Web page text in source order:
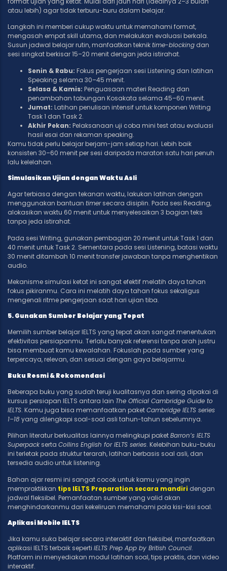
atau lebih) agar tidak terburu-buru dalam belajar.
Langkah ini memberi cukup waktu untuk memahami format,
mengasah empat skill utama, dan melakukan evaluasi berkala.
Susun jadwal belajar rutin, manfaatkan tekniktime-blocking dan
sesi singkat berkisar 15–20 menit dengan jeda istirahat.
Senin & Rabu: Fokus pengerjaan sesi Listening dan latihan
Speaking selama 30–45 menit.
Selasa & Kamis: Penguasaan materi Reading dan
penambahan tabungan Kosakata selama 45–60 menit.
Jumat: Latihan penulisan intensif untuk komponen Writing
Task 1 dan Task 2.
Akhir Pekan: Pelaksanaan uji coba mini test atau evaluasi
hasil esai dan rekaman speaking.
Kamu tidak perlu belajar berjam-jam setiap hari. Lebih baik
konsisten 30–60 menit per sesi daripada maraton satu hari penuh
lalu kelelahan.
Simulasikan Ujian dengan Waktu Asli
Agar terbiasa dengan tekanan waktu, lakukan latihan dengan
menggunakan bantuan timersecara disiplin. Pada sesi Reading,
alokasikan waktu 60 menit untuk menyelesaikan 3 bagian teks
tanpa jeda istirahat.
Pada sesi Writing, gunakan pembagian 20 menit untuk Task 1 dan
40 menit untuk Task 2. Sementara pada sesi Listening, batasi waktu
30 menit ditambah 10 menit transfer jawaban tanpa menghentikan
audio.
Mekanisme simulasi ketat ini sangat efektif melatih daya tahan
fokus pikiranmu. Cara ini melatih daya tahan fokus sekaligus
mengenali ritme pengerjaan saat hari ujian tiba.
5. Gunakan Sumber Belajar yang Tepat
Memilih sumber belajar IELTS yang tepat akan sangat menentukan
efektivitas persiapanmu. Terlalu banyak referensi tanpa arah justru
bisa membuat kamu kewalahan. Fokuslah pada sumber yang
terpercaya, relevan, dan sesuai dengan gaya belajarmu.
Buku Resmi & Rekomendasi
Beberapa buku yang sudah teruji kualitasnya dan sering dipakai di
kursus persiapan IELTS antara lain The Official Cambridge Guide to
IELTS. Kamu juga bisa memanfaatkan paketCambridge IELTS series
1–18yang dilengkapi soal-soal asli tahun-tahun sebelumnya.
Pilihan literatur berkualitas lainnya melingkupi paketBarron’s IELTS
Superpackserta Collins English for IELTS series. Kelebihan buku-buku
ini terletak pada struktur terarah, latihan berbasis soal asli, dan
tersedia audio untuk listening.
Bahan ajar resmi ini sangat cocok untuk kamu yang ingin
mempraktikkan tips IELTS Preparation secara mandiri dengan
jadwal fleksibel. Pemanfaatan sumber yang valid akan
menghindarkanmu dari kekeliruan memahami pola kisi-kisi soal.
Aplikasi Mobile IELTS
Jika kamu suka belajar secara interaktif dan fleksibel, manfaatkan
aplikasi IELTS terbaik seperti IELTS Prep App by British Council.
Platform ini menyediakan modul latihan soal, tips praktis, dan video
interaktif.